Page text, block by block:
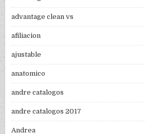
advantage clean vs
afiliacion
ajustable
anatomico
andre catalogos
andre catalogos 2017
Andrea